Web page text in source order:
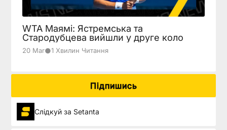
WTA Маямі: Ястремська та
Стародубцева вийшли у друге коло
20 Mar●1 Хвилин Читання
Підпишись
Слідкуй за Setanta